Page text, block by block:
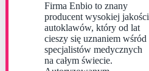
Firma Enbio to znany
producent wysokiej jakości
autoklawów, który od lat
cieszy się uznaniem wśród
specjalistów medycznych
na całym świecie.